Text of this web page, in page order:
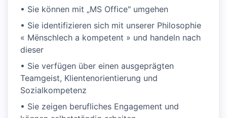
• Sie können mit „MS Office" umgehen
• Sie identifizieren sich mit unserer Philosophie
« Mënschlech a kompetent » und handeln nach
dieser
• Sie verfügen über einen ausgeprägten
Teamgeist, Klientenorientierung und
Sozialkompetenz
• Sie zeigen berufliches Engagement und